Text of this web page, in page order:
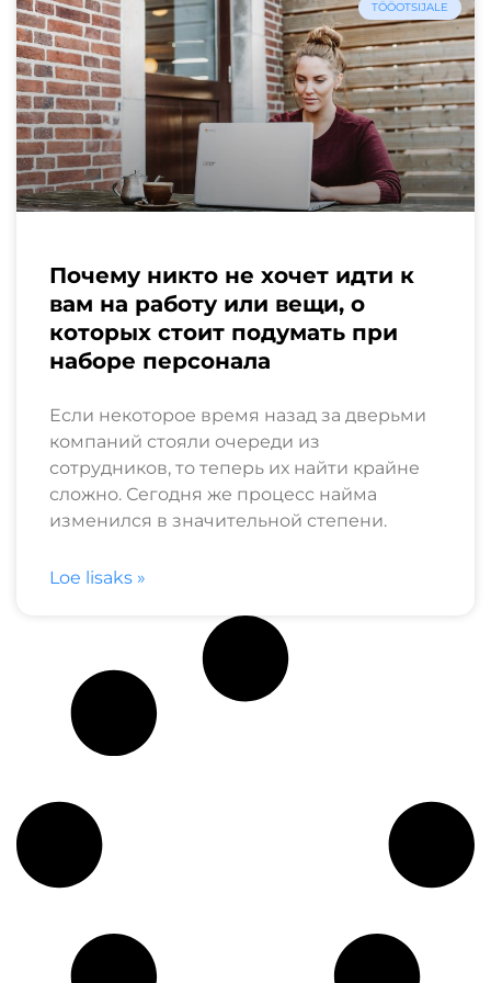
TÖÖOTSIJALE
Почему никто не хочет идти к
вам на работу или вещи, о
которых стоит подумать при
наборе персонала
Если некоторое время назад за дверьми
компаний стояли очереди из
сотрудников, то теперь их найти крайне
сложно. Сегодня же процесс найма
изменился в значительной степени.
Loe lisaks »